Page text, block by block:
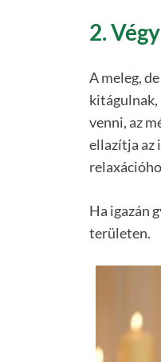
2.
A meleg,
kitágulnak,
venni, az
ellazítja az
Ha igazán
területen.